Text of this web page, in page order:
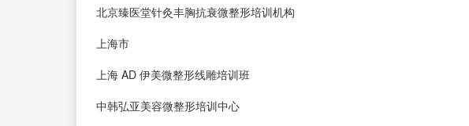
北京臻医堂针灸丰胸抗衰微整形培训机构
上海市
上海 AD 伊美微整形线雕培训班
中韩弘亚美容微整形培训中心